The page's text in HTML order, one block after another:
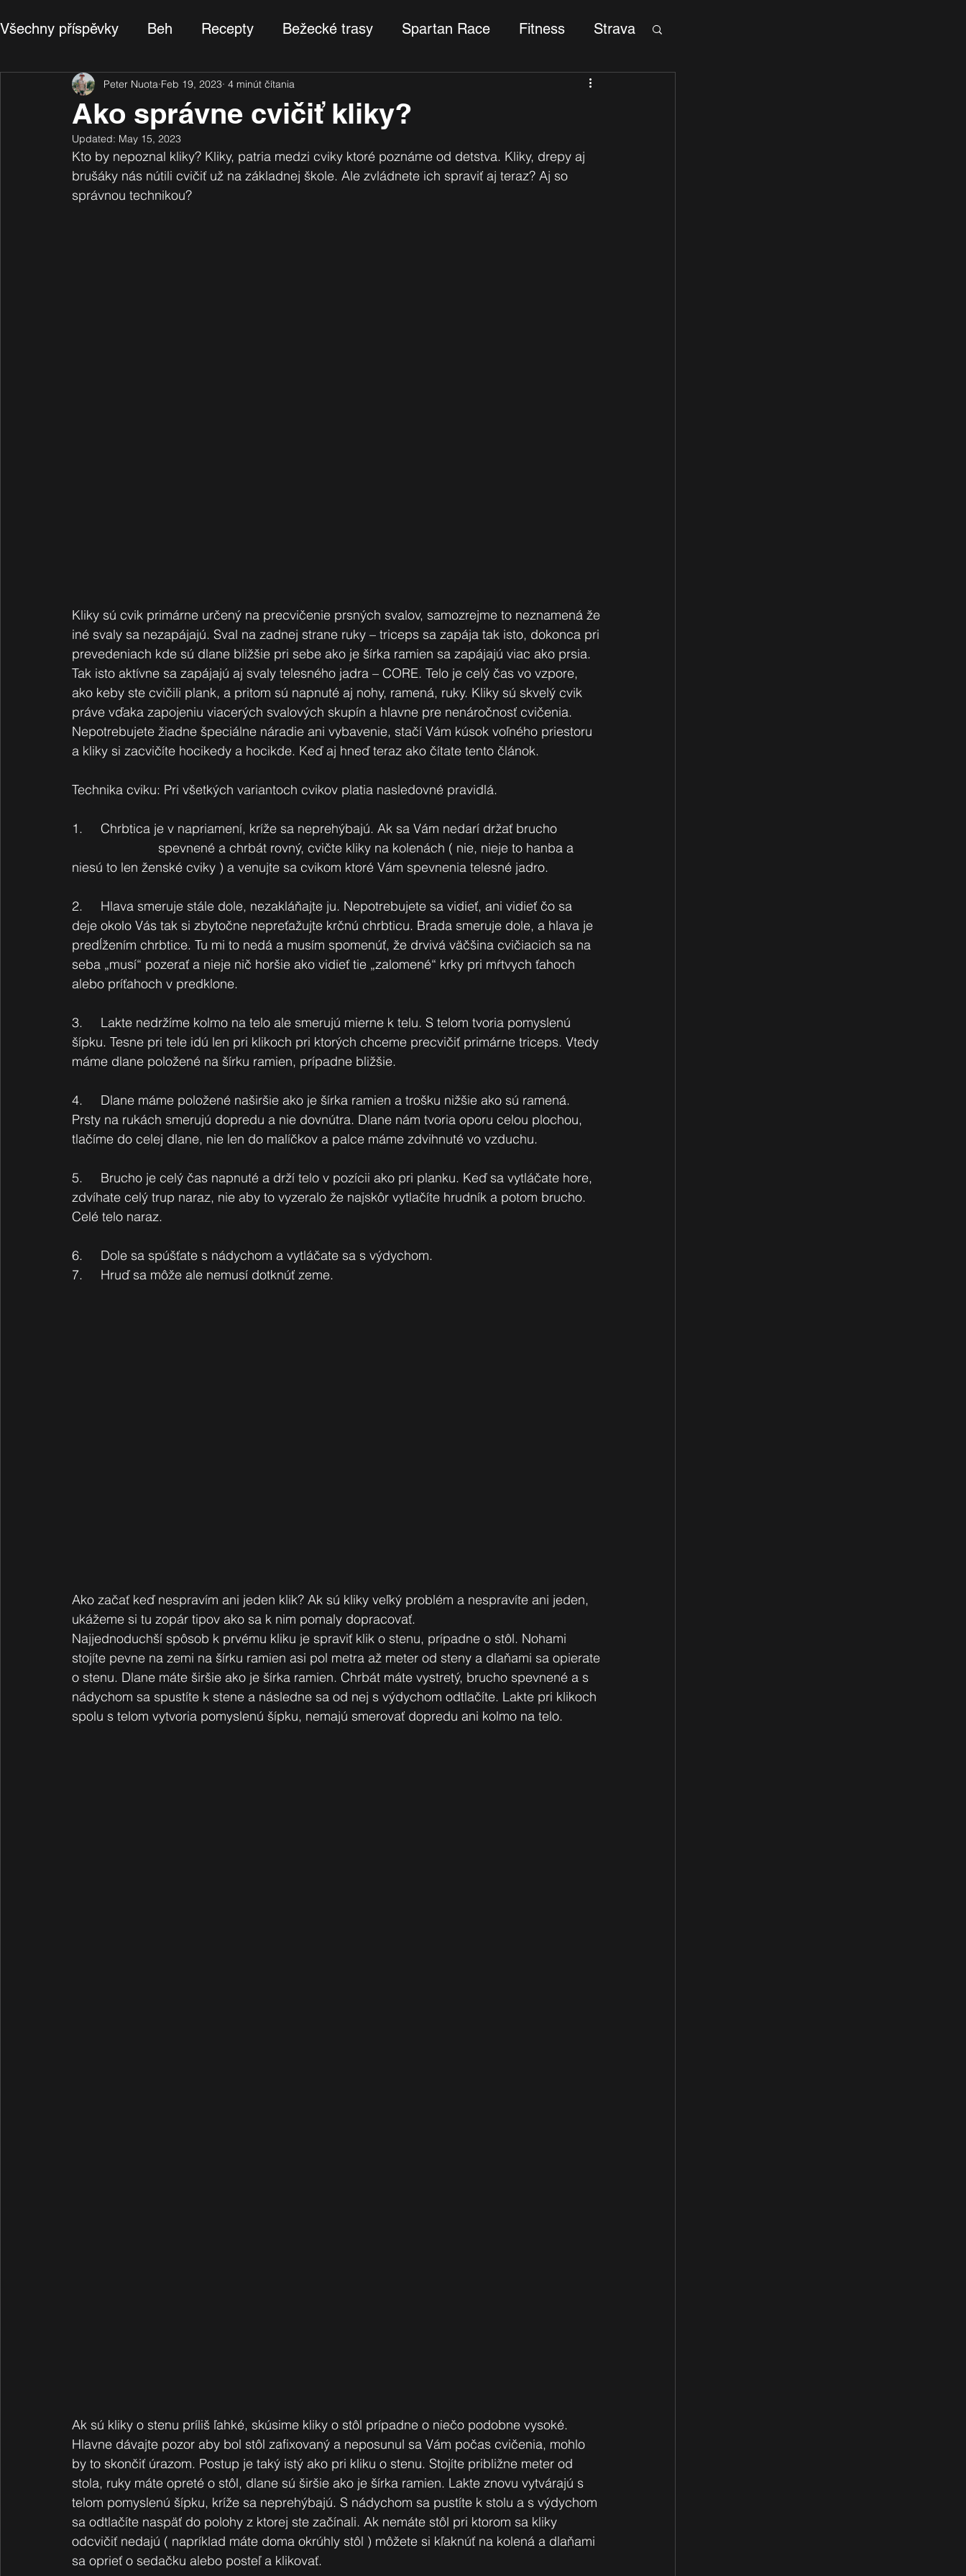
Všechny příspěvky Beh Recepty Bežecké trasy Spartan Race Fitness Strava
Ako cvičiť Recenzia
Ako správne cvičiť kliky?
Peter Nuota Feb 19, 2023 4 minút čítania
Updated: May 15, 2023
Kto by nepoznal kliky? Kliky, patria medzi cviky ktoré poznáme od detstva. Kliky, drepy aj
brušáky nás nútili cvičiť už na základnej škole. Ale zvládnete ich spraviť aj teraz? Aj so
správnou technikou?
Kliky sú cvik primárne určený na precvičenie prsných svalov, samozrejme to neznamená že
iné svaly sa nezapájajú. Sval na zadnej strane ruky – triceps sa zapája tak isto, dokonca pri
prevedeniach kde sú dlane bližšie pri sebe ako je šírka ramien sa zapájajú viac ako prsia.
Tak isto aktívne sa zapájajú aj svaly telesného jadra – CORE. Telo je celý čas vo vzpore,
ako keby ste cvičili plank, a pritom sú napnuté aj nohy, ramená, ruky. Kliky sú skvelý cvik
práve vďaka zapojeniu viacerých svalových skupín a hlavne pre nenáročnosť cvičenia.
Nepotrebujete žiadne špeciálne náradie ani vybavenie, stačí Vám kúsok voľného priestoru
a kliky si zacvičíte hocikedy a hocikde. Keď aj hneď teraz ako čítate tento článok.
Technika cviku: Pri všetkých variantoch cvikov platia nasledovné pravidlá.
1.     Chrbtica je v napriamení, kríže sa neprehýbajú. Ak sa Vám nedarí držať brucho
niesú to len ženské cviky ) a venujte sa cvikom ktoré Vám spevnenia telesné jadro.
2.     Hlava smeruje stále dole, nezakláňajte ju. Nepotrebujete sa vidieť, ani vidieť čo sa
deje okolo Vás tak si zbytočne nepreťažujte krčnú chrbticu. Brada smeruje dole, a hlava je
predĺžením chrbtice. Tu mi to nedá a musím spomenúť, že drvivá väčšina cvičiacich sa na
seba „musí“ pozerať a nieje nič horšie ako vidieť tie „zalomené“ krky pri mŕtvych ťahoch
alebo príťahoch v predklone.
3.     Lakte nedržíme kolmo na telo ale smerujú mierne k telu. S telom tvoria pomyslenú
šípku. Tesne pri tele idú len pri klikoch pri ktorých chceme precvičiť primárne triceps. Vtedy
máme dlane položené na šírku ramien, prípadne bližšie.
4.     Dlane máme položené naširšie ako je šírka ramien a trošku nižšie ako sú ramená.
Prsty na rukách smerujú dopredu a nie dovnútra. Dlane nám tvoria oporu celou plochou,
tlačíme do celej dlane, nie len do malíčkov a palce máme zdvihnuté vo vzduchu.
5.     Brucho je celý čas napnuté a drží telo v pozícii ako pri planku. Keď sa vytláčate hore,
zdvíhate celý trup naraz, nie aby to vyzeralo že najskôr vytlačíte hrudník a potom brucho.
Celé telo naraz.
6.     Dole sa spúšťate s nádychom a vytláčate sa s výdychom.
7.     Hruď sa môže ale nemusí dotknúť zeme.
Ako začať keď nespravím ani jeden klik? Ak sú kliky veľký problém a nespravíte ani jeden,
ukážeme si tu zopár tipov ako sa k nim pomaly dopracovať.
Najjednoduchší spôsob k prvému kliku je spraviť klik o stenu, prípadne o stôl. Nohami
stojíte pevne na zemi na šírku ramien asi pol metra až meter od steny a dlaňami sa opierate
o stenu. Dlane máte širšie ako je šírka ramien. Chrbát máte vystretý, brucho spevnené a s
nádychom sa spustíte k stene a následne sa od nej s výdychom odtlačíte. Lakte pri klikoch
spolu s telom vytvoria pomyslenú šípku, nemajú smerovať dopredu ani kolmo na telo.
Ak sú kliky o stenu príliš ľahké, skúsime kliky o stôl prípadne o niečo podobne vysoké.
Hlavne dávajte pozor aby bol stôl zafixovaný a neposunul sa Vám počas cvičenia, mohlo
by to skončiť úrazom. Postup je taký istý ako pri kliku o stenu. Stojíte približne meter od
stola, ruky máte opreté o stôl, dlane sú širšie ako je šírka ramien. Lakte znovu vytvárajú s
telom pomyslenú šípku, kríže sa neprehýbajú. S nádychom sa pustíte k stolu a s výdychom
sa odtlačíte naspäť do polohy z ktorej ste začínali. Ak nemáte stôl pri ktorom sa kliky
odcvičiť nedajú ( napríklad máte doma okrúhly stôl ) môžete si kľaknúť na kolená a dlaňami
sa oprieť o sedačku alebo posteľ a klikovať.